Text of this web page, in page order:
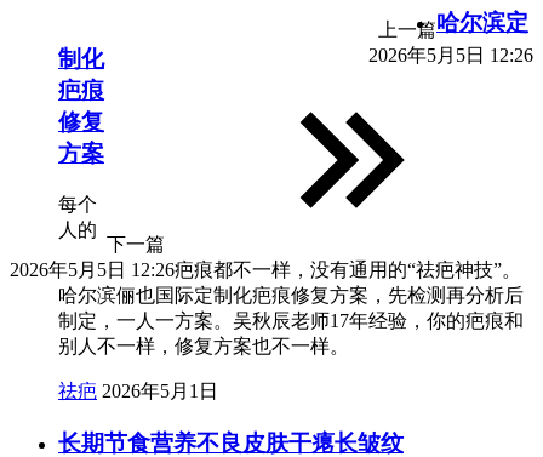
上一篇
2026年5月5日 12:26
下一篇
2026年5月5日 12:26
哈尔滨定
制化
疤痕
修复
方案
每个
人的
疤痕都不一样，没有通用的“祛疤神技”。
哈尔滨俪也国际定制化疤痕修复方案，先检测再分析后
制定，一人一方案。吴秋辰老师17年经验，你的疤痕和
别人不一样，修复方案也不一样。
祛疤 2026年5月1日
长期节食营养不良皮肤干瘪长皱纹